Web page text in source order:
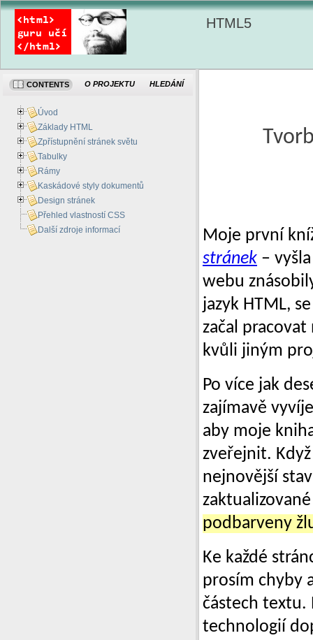
HTML5
Moje první
stránek –
webu
jazyk HTML,
začal
kvůli jiným
Po více jak
zajímavě
aby moje
zveřejnit.
nejnovější
podbarveny
Ke každé
prosím chyby
částech textu.
technologií
CONTENTS O PROJEKTU HLEDÁNÍ
Úvod
Základy HTML
Zpřístupnění stránek světu
Tabulky
Rámy
Kaskádové styly dokumentů
Design stránek
Přehled vlastností CSS
Další zdroje informací